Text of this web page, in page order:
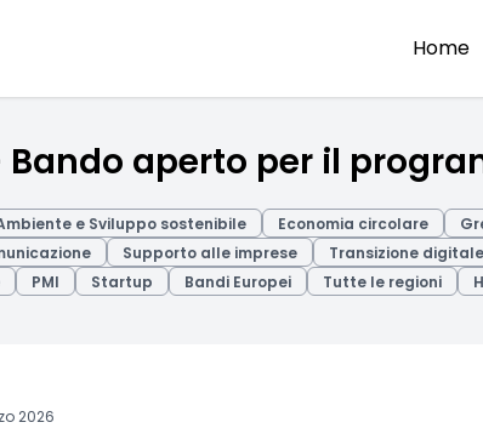
Home
– Bando aperto per il
e Sviluppo sostenibile Economia circolare
Supporto alle imprese Transizione digitale
PMI Startup Bandi Europei Tutte le regioni
2026